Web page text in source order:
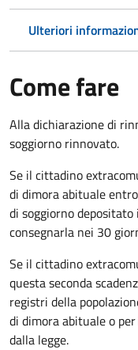
Ulteriori
Come fare
Alla dichiarazione di
soggiorno rinnovato.
Se il cittadino
di dimora abituale
di soggiorno
consegnarla nei 30
Se il cittadino
questa seconda
registri della
di dimora abituale o
dalla legge.